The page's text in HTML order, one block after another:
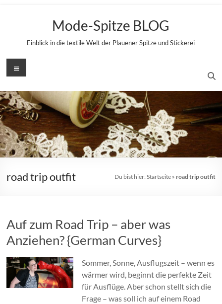
Mode-Spitze BLOG
Einblick in die textile Welt der Plauener Spitze und Stickerei
Menü
road trip outfit Du bist hier: Startseite» road trip outfit
Auf zum Road Trip – aber was
Anziehen? {German Curves}
Sommer, Sonne, Ausflugszeit – wenn es
wärmer wird, beginnt die perfekte Zeit
für Ausflüge. Aber schon stellt sich die
Frage – was soll ich auf einem Road